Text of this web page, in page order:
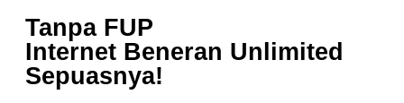
Tanpa FUP
Internet Beneran Unlimited
Sepuasnya!